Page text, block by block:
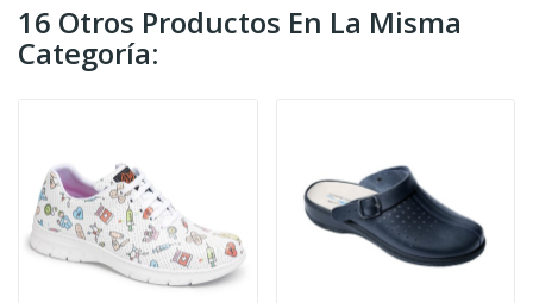
16 Otros Productos En La Misma
Categoría: